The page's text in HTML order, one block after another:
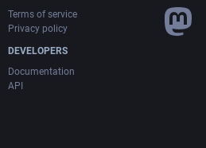
Terms of service
Privacy policy
DEVELOPERS
Documentation
API